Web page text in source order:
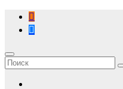
Перейти
содержимому